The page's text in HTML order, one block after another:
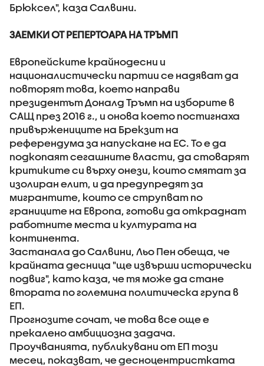
Брюксел", каза Салвини.
ЗАЕМКИ ОТ РЕПЕРТОАРА НА ТРЪМП
Европейските крайнодесни и
националистически партии се надяват да
повторят това, което направи
президентът Доналд Тръмп на изборите в
САЩ през 2016 г., и онова което постигнаха
привържениците на Брекзит на
референдума за напускане на ЕС. То е да
подкопаят сегашните власти, да стоварят
критиките си върху онези, които смятат за
изолиран елит, и да предупредят за
мигрантите, които се струпват по
границите на Европа, готови да откраднат
работните места и културата на
континента.
Застанала до Салвини, Льо Пен обеща, че
крайната десница "ще извърши исторически
подвиг", като каза, че тя може да стане
втората по големина политическа група в
ЕП.
Прогнозите сочат, че това все още е
прекалено амбициозна задача.
Проучванията, публикувани от ЕП този
месец, показват, че десноцентристката